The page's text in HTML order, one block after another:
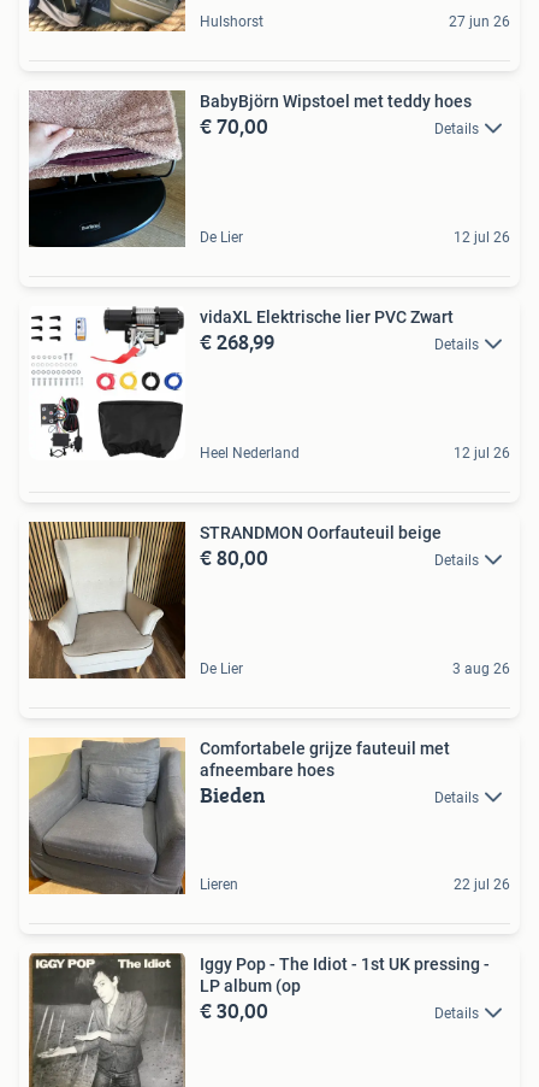
Hulshorst 27 jun 26
BabyBjörn Wipstoel met teddy hoes
€ 70,00 Details
De Lier 12 jul 26
vidaXL Elektrische lier PVC Zwart
€ 268,99 Details
Heel Nederland 12 jul 26
STRANDMON Oorfauteuil beige
€ 80,00 Details
De Lier 3 aug 26
Comfortabele grijze fauteuil met
afneembare hoes
Bieden Details
Lieren 22 jul 26
Iggy Pop - The Idiot - 1st UK pressing -
LP album (op
€ 30,00 Details